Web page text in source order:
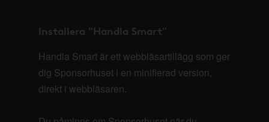
Installera "Handla Smart"
Handla Smart är ett webbläsartillägg som ger
dig Sponsorhuset i en minifierad version,
direkt i webbläsaren.